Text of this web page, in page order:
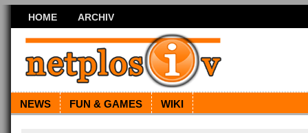
HOME ARCHIV
NEWS FUN & GAMES WIKI